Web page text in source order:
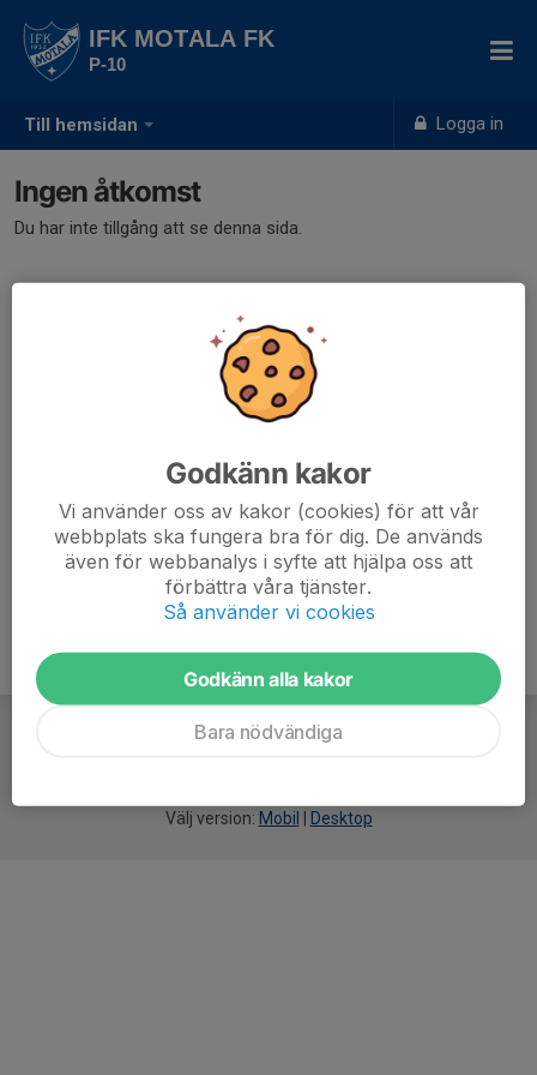
Till hemsidan Logga in
IFK MOTALA FK
P-10
Ingen åtkomst
Du har inte tillgång att se denna sida.
Välj version: Mobil Desktop
Godkänn kakor
Vi använder oss av kakor (cookies) för att vår
webbplats ska fungera bra för dig. De används
även för webbanalys i syfte att hjälpa oss att
förbättra våra tjänster.
Så använder vi cookies
Godkänn alla kakor
Bara nödvändiga